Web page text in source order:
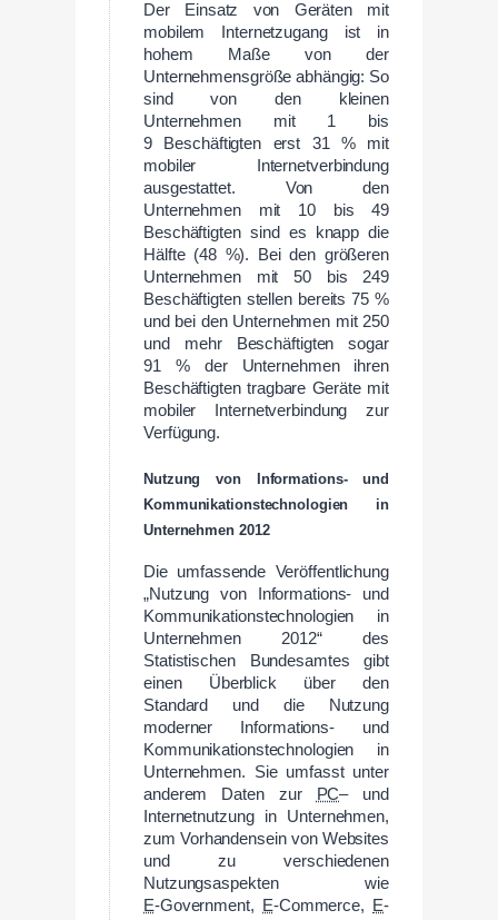
Der Einsatz von Geräten mit
mobilem Internetzugang ist in
hohem Maße von der
Unternehmensgröße abhängig: So
sind von den kleinen
Unternehmen mit 1 bis
9 Beschäftigten erst 31 % mit
mobiler Internetverbindung
ausgestattet. Von den
Unternehmen mit 10 bis 49
Beschäftigten sind es knapp die
Hälfte (48 %). Bei den größeren
Unternehmen mit 50 bis 249
Beschäftigten stellen bereits 75 %
und bei den Unternehmen mit 250
und mehr Beschäftigten sogar
91 % der Unternehmen ihren
Beschäftigten tragbare Geräte mit
mobiler Internetverbindung zur
Verfügung.
Nutzung von Informations- und
Kommunikationstechnologien in
Unternehmen 2012
Die umfassende Veröffentlichung
„Nutzung von Informations- und
Kommunikationstechnologien in
Unternehmen 2012“ des
Statistischen Bundesamtes gibt
einen Überblick über den
Standard und die Nutzung
moderner Informations- und
Kommunikationstechnologien in
Unternehmen. Sie umfasst unter
anderem Daten zur
PC– und
Internetnutzung in Unternehmen,
zum Vorhandensein von Websites
und zu verschiedenen
Nutzungsaspekten wie
E‑Government, E-Commerce, E-